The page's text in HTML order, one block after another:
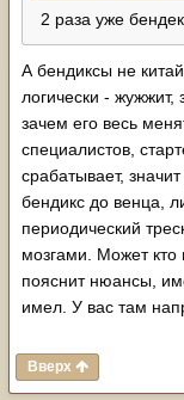
2 раза уже
А бендиксы не
логически - жужжит,
зачем его весь
специалистов,
срабатывает,
бендикс до венца,
периодический
мозгами. Может кто
пояснит нюансы,
имел. У вас там
Вверх